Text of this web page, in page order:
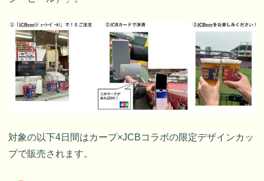
対象の以下4日間はカープ×JCBコラボの限定デザインカッ
プで販売されます。